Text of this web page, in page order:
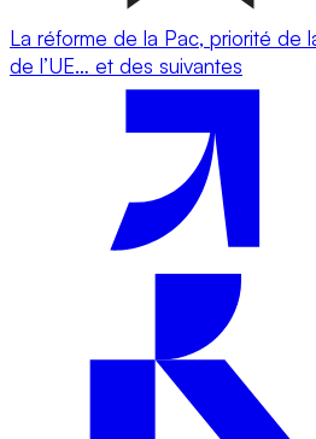
La réforme de la Pac, priorité de
de l’UE… et des suivantes